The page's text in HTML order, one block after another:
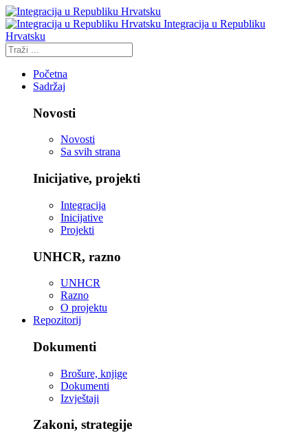
Integracija u Republiku
Hrvatsku
Početna
Sadržaj
Novosti
Novosti
Sa svih strana
Inicijative, projekti
Integracija
Inicijative
Projekti
UNHCR, razno
UNHCR
Razno
O projektu
Repozitorij
Dokumenti
Brošure, knjige
Dokumenti
Izvještaji
Zakoni, strategije